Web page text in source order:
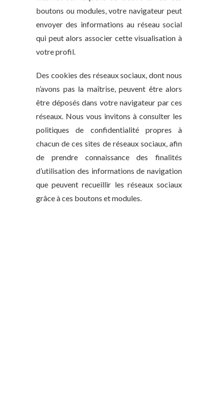
boutons ou modules, votre navigateur peut
envoyer des informations au réseau social
qui peut alors associer cette visualisation à
votre profil.
Des cookies des réseaux sociaux, dont nous
n’avons pas la maîtrise, peuvent être alors
être déposés dans votre navigateur par ces
réseaux. Nous vous invitons à consulter les
politiques de confidentialité propres à
chacun de ces sites de réseaux sociaux, afin
de prendre connaissance des finalités
d’utilisation des informations de navigation
que peuvent recueillir les réseaux sociaux
grâce à ces boutons et modules.